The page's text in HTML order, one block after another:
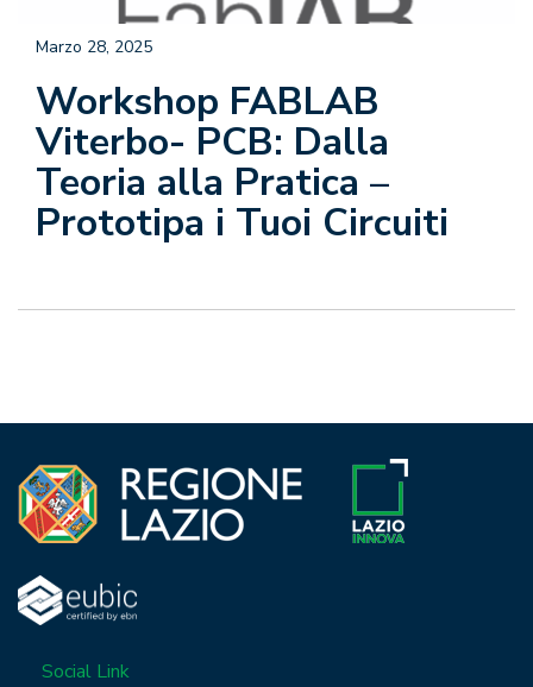
Workshop FABLAB
Viterbo- PCB: Dalla
Teoria alla Pratica –
Prototipa i Tuoi Circuiti
Marzo 28, 2025
Social Link